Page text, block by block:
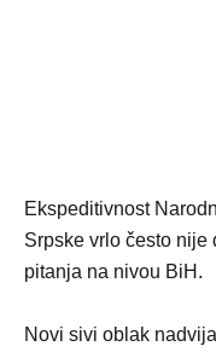
Ekspeditivnost
Srpske vrlo često
pitanja na nivou BiH.
Novi sivi oblak